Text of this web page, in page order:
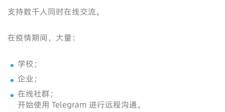
支持数千人同时在线交流。
在疫情期间，大量：
学校；
企业；
在线社群；
开始使用 Telegram 进行远程沟通。